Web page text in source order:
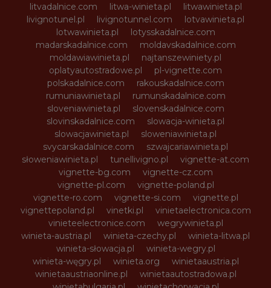
litvadalnice.com
litwa-winieta.pl
litwawinieta.pl
livignotunel.pl
livignotunnel.com
lotvawinieta.pl
lotwawinieta.pl
lotysskadalnice.com
madarskadalnice.com
moldavskadalnice.com
moldawiawinieta.pl
najtanszewiniety.pl
oplatyautostradowe.pl
pl-vignette.com
polskadalnice.com
rakouskadalnice.com
rumuniawinieta.pl
rumunskadalnice.com
sloveniawinieta.pl
slovenskadalnice.com
slovinskadalnice.com
slowacja-winieta.pl
slowacjawinieta.pl
sloweniawinieta.pl
svycarskadalnice.com
szwajcariawinieta.pl
słoweniawinieta.pl
tunellivigno.pl
vignette-at.com
vignette-bg.com
vignette-cz.com
vignette-pl.com
vignette-poland.pl
vignette-ro.com
vignette-si.com
vignette.pl
vignettepoland.pl
vinetki.pl
vinietaelectronica.com
vinieteelectronice.com
wegrywinieta.pl
winieta-austria.pl
winieta-czechy.pl
winieta-litwa.pl
winieta-słowacja.pl
winieta-wegry.pl
winieta-węgry.pl
winieta.org
winietaaustria.pl
winietaaustriaonline.pl
winietaautostradowa.pl